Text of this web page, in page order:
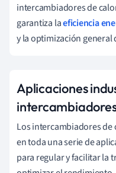
intercambiadores de
garantiza laeficiencia
y la optimización
Aplicaciones
Los intercambiadores de
en toda una serie de
para regular y facilitar la